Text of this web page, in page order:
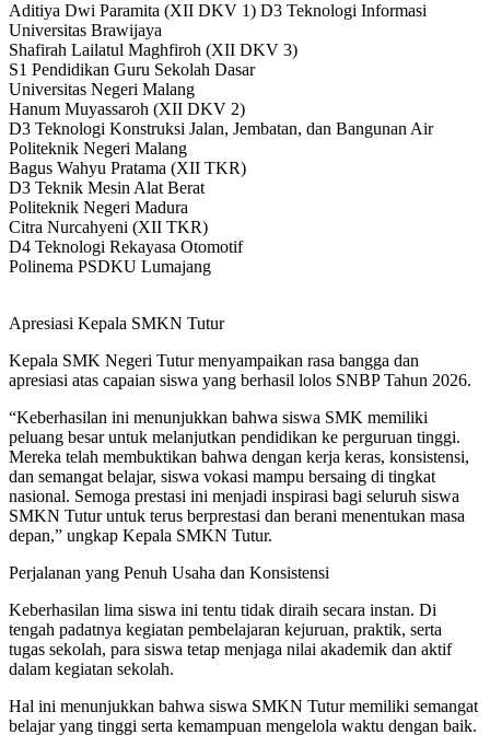
Aditiya Dwi Paramita (XII DKV 1) D3 Teknologi Informasi
Universitas Brawijaya
Shafirah Lailatul Maghfiroh (XII DKV 3)
S1 Pendidikan Guru Sekolah Dasar
Universitas Negeri Malang
Hanum Muyassaroh (XII DKV 2)
D3 Teknologi Konstruksi Jalan, Jembatan, dan Bangunan Air
Politeknik Negeri Malang
Bagus Wahyu Pratama (XII TKR)
D3 Teknik Mesin Alat Berat
Politeknik Negeri Madura
Citra Nurcahyeni (XII TKR)
D4 Teknologi Rekayasa Otomotif
Polinema PSDKU Lumajang
Apresiasi Kepala SMKN Tutur
Kepala SMK Negeri Tutur menyampaikan rasa bangga dan
apresiasi atas capaian siswa yang berhasil lolos SNBP Tahun 2026.
“Keberhasilan ini menunjukkan bahwa siswa SMK memiliki
peluang besar untuk melanjutkan pendidikan ke perguruan tinggi.
Mereka telah membuktikan bahwa dengan kerja keras, konsistensi,
dan semangat belajar, siswa vokasi mampu bersaing di tingkat
nasional. Semoga prestasi ini menjadi inspirasi bagi seluruh siswa
SMKN Tutur untuk terus berprestasi dan berani menentukan masa
depan,” ungkap Kepala SMKN Tutur.
Perjalanan yang Penuh Usaha dan Konsistensi
Keberhasilan lima siswa ini tentu tidak diraih secara instan. Di
tengah padatnya kegiatan pembelajaran kejuruan, praktik, serta
tugas sekolah, para siswa tetap menjaga nilai akademik dan aktif
dalam kegiatan sekolah.
Hal ini menunjukkan bahwa siswa SMKN Tutur memiliki semangat
belajar yang tinggi serta kemampuan mengelola waktu dengan baik.